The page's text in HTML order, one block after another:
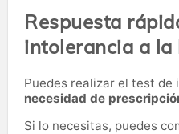
Respuesta
intolerancia a la
Puedes realizar el test de
necesidad de
Si lo necesitas, puedes